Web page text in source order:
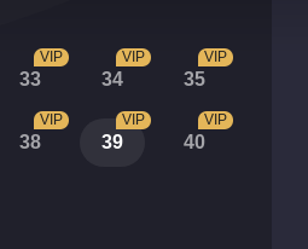
33
VIP
34
VIP
35
VIP
38
VIP
39
VIP
40
VIP